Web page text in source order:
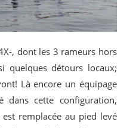
, dont les 3 rameurs hors
quelques détours locaux;
Là encore un équipage
dans cette configuration,
remplacée au pied levé